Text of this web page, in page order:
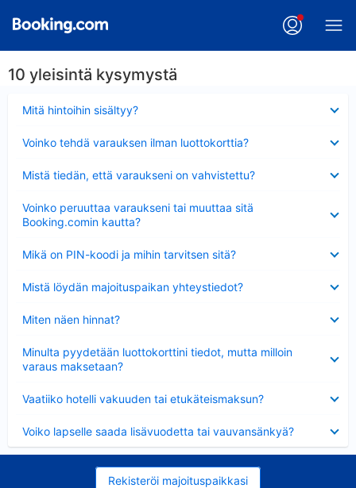
10 yleisintä kysymystä
Mitä hintoihin sisältyy?
Voinko tehdä varauksen ilman luottokorttia?
Mistä tiedän, että varaukseni on vahvistettu?
Voinko peruuttaa varaukseni tai muuttaa sitä
Booking.comin kautta?
Mikä on PIN-koodi ja mihin tarvitsen sitä?
Mistä löydän majoituspaikan yhteystiedot?
Miten näen hinnat?
Minulta pyydetään luottokorttini tiedot, mutta milloin
varaus maksetaan?
Vaatiiko hotelli vakuuden tai etukäteismaksun?
Voiko lapselle saada lisävuodetta tai vauvansänkyä?
Rekisteröi majoituspaikkasi